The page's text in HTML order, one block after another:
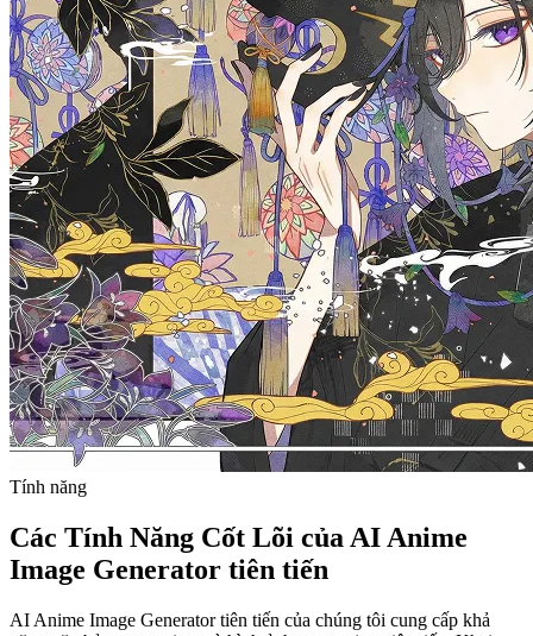
Tính năng
Các Tính Năng Cốt Lõi của AI Anime
Image Generator tiên tiến
AI Anime Image Generator tiên tiến của chúng tôi cung cấp khả